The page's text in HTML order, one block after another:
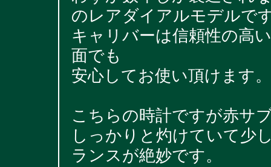
のレアダイアルモデルで
キャリバーは信頼性の高
面でも
安心してお使い頂けます。
こちらの時計ですが赤サ
しっかりと灼けていて少
ランスが絶妙です。